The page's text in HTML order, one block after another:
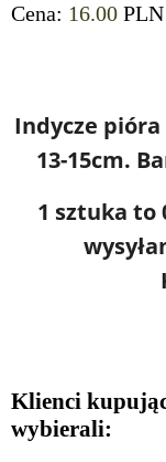
Cena: 16.00 PLN
Indycze pióra
13-15cm.
1 sztuka to
Klienci
wybierali: